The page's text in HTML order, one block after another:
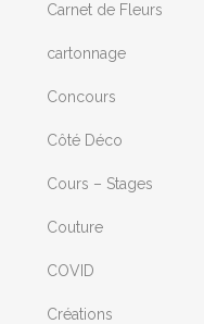
Carnet de Fleurs
cartonnage
Concours
Côté Déco
Cours – Stages
Couture
COVID
Créations